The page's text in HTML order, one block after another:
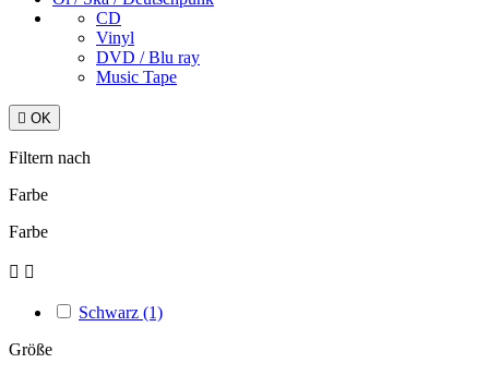
CD
Vinyl
DVD / Blu ray
Music Tape
 OK
Filtern nach
Farbe
Farbe
 
Schwarz (1)
Größe